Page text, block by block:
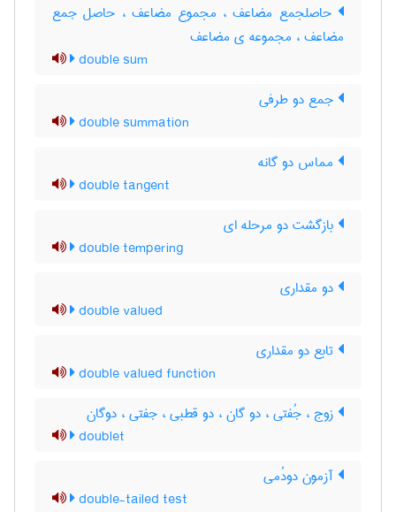
حاصلجمع مضاعف ، مجموع مضاعف ، حاصل جمع
مضاعف ، مجموعه ی مضاعف
double sum
جمع دو طرفی
double summation
مماس دو گانه
double tangent
بازگشت دو مرحله ای
double tempering
دو مقداری
double valued
تابع دو مقداری
double valued function
زوج ، جُفتی ، دو گان ، دو قطبی ، جفتی ، دوگان
doublet
آزمون دودُمی
double-tailed test